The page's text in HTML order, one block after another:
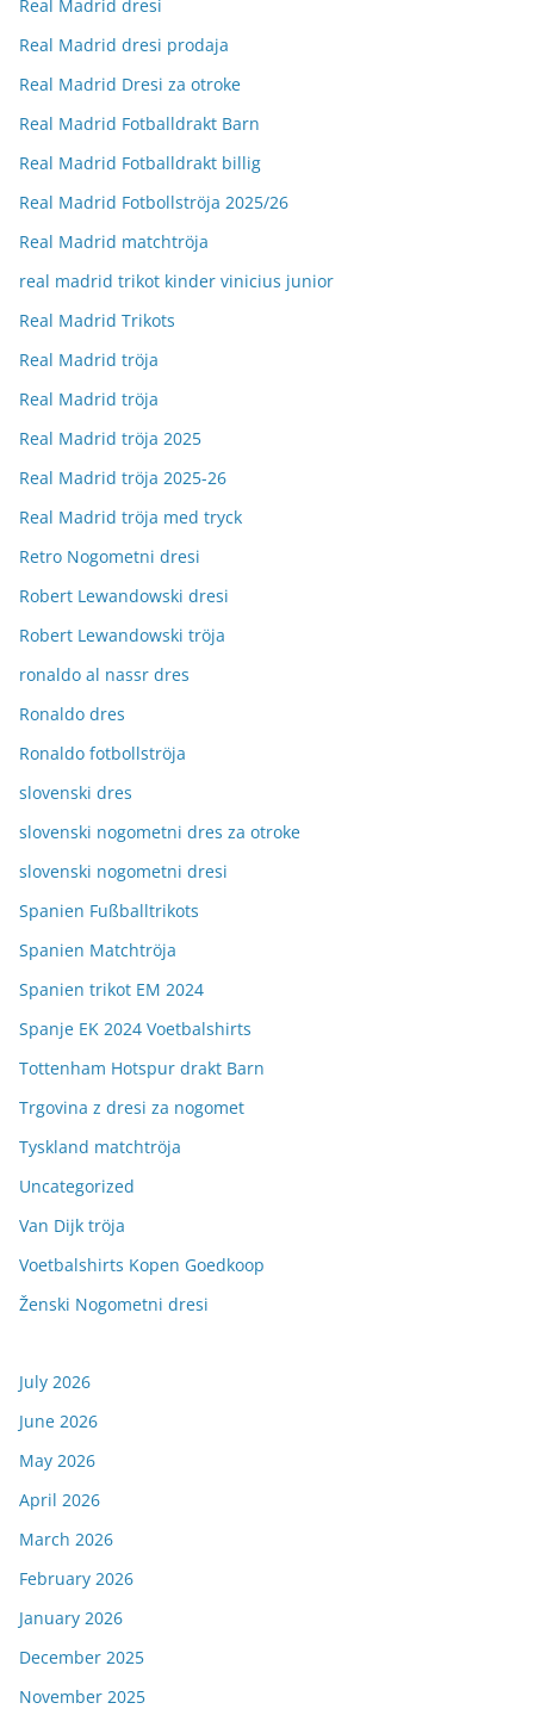
Real Madrid dresi
Real Madrid dresi prodaja
Real Madrid Dresi za otroke
Real Madrid Fotballdrakt Barn
Real Madrid Fotballdrakt billig
Real Madrid Fotbollströja 2025/26
Real Madrid matchtröja
real madrid trikot kinder vinicius junior
Real Madrid Trikots
Real Madrid tröja
Real Madrid tröja
Real Madrid tröja 2025
Real Madrid tröja 2025-26
Real Madrid tröja med tryck
Retro Nogometni dresi
Robert Lewandowski dresi
Robert Lewandowski tröja
ronaldo al nassr dres
Ronaldo dres
Ronaldo fotbollströja
slovenski dres
slovenski nogometni dres za otroke
slovenski nogometni dresi
Spanien Fußballtrikots
Spanien Matchtröja
Spanien trikot EM 2024
Spanje EK 2024 Voetbalshirts
Tottenham Hotspur drakt Barn
Trgovina z dresi za nogomet
Tyskland matchtröja
Uncategorized
Van Dijk tröja
Voetbalshirts Kopen Goedkoop
Ženski Nogometni dresi
July 2026
June 2026
May 2026
April 2026
March 2026
February 2026
January 2026
December 2025
November 2025